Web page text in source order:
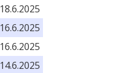
18.6.2025
16.6.2025
16.6.2025
14.6.2025